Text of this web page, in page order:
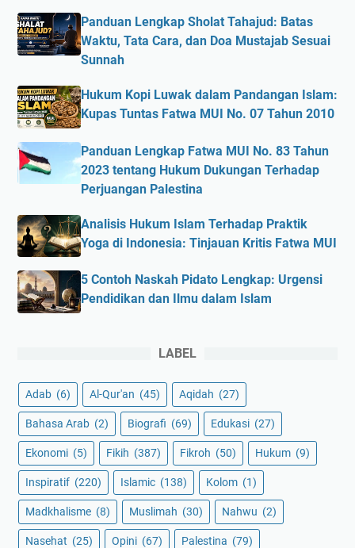
Panduan Lengkap Sholat Tahajud: Batas
Waktu, Tata Cara, dan Doa Mustajab Sesuai
Sunnah
Hukum Kopi Luwak dalam Pandangan Islam:
Kupas Tuntas Fatwa MUI No. 07 Tahun 2010
Panduan Lengkap Fatwa MUI No. 83 Tahun
2023 tentang Hukum Dukungan Terhadap
Perjuangan Palestina
Analisis Hukum Islam Terhadap Praktik
Yoga di Indonesia: Tinjauan Kritis Fatwa MUI
5 Contoh Naskah Pidato Lengkap: Urgensi
Pendidikan dan Ilmu dalam Islam
LABEL
Adab (6) Al-Qur'an (45) Aqidah (27)
Bahasa Arab (2) Biografi (69) Edukasi (27)
Ekonomi (5) Fikih (387) Fikroh (50) Hukum (9)
Inspiratif (220) Islamic (138) Kolom (1)
Madkhalisme (8) Muslimah (30) Nahwu (2)
Nasehat (25) Opini (67) Palestina (79)